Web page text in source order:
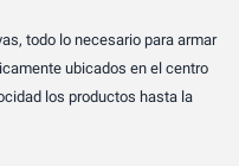
todo lo necesario para armar
ubicados en el centro
los productos hasta la